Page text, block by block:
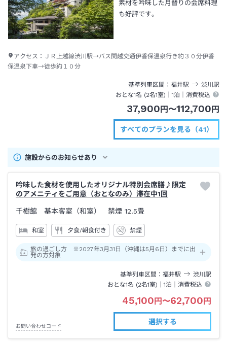
素材を吟味した月替りの会席料理
も好評です。
アクセス： ＪＲ上越線渋川駅→バス関越交通伊香保温泉行き約３０分伊香
保温泉下車→徒歩約１０分
基準列車区間 福井駅 渋川 駅
おとな1名 (2名1室)｜1泊 ｜消費税込
37,900 円 〜112,700 円
すべてのプランを見る（41）
施設からのお知らせあり
吟味した食材を使用したオリジナル特別会席膳♪限定
のアメニティをご用意（おとなのみ）滞在中1回
千樹館 基本客室（和室） 禁煙 12.5畳
和室 夕食/朝食付き 禁煙
旅の過ごし方 ※2027年3月31日（沖縄は5月6日）までに出
発の方対象
基準列車区間 福井駅 渋川 駅
おとな1名 (2名1室)｜1泊 ｜消費税込
45,100 円 〜62,700 円
お問い合わせコード
選択する